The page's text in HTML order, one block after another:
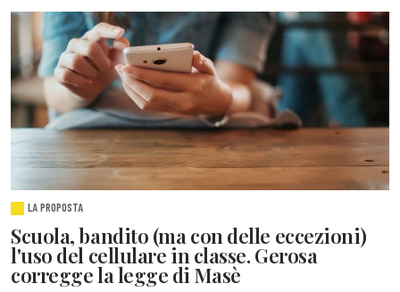
LA PROPOSTA
Scuola, bandito (ma con delle eccezioni)
l'uso del cellulare in classe. Gerosa
corregge la legge di Masè